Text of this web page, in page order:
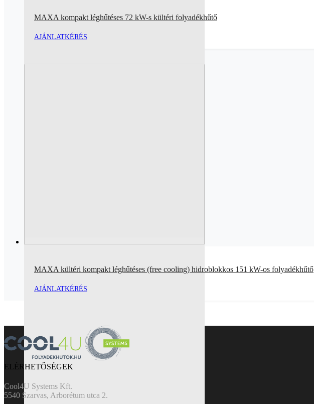
MAXA kompakt léghűtéses 72 kW-s kültéri folyadékhűtő
AJÁNLATKÉRÉS
MAXA kültéri kompakt léghűtéses (free cooling) hidroblokkos 151 kW-os folyadékhűtő
AJÁNLATKÉRÉS
ELÉRHETŐSÉGEK
Cool4U Systems Kft.
5540 Szarvas, Arborétum utca 2.